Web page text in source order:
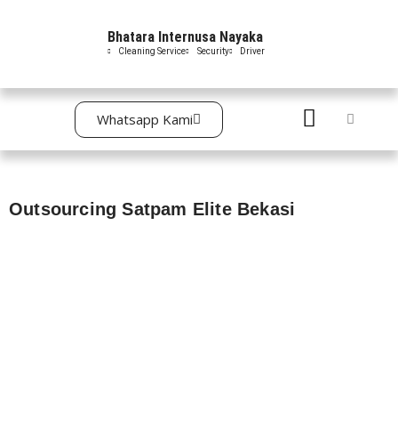
content
Bhatara Internusa Nayaka
Cleaning Service Security Driver
Whatsapp Kami
Outsourcing Satpam Elite Bekasi